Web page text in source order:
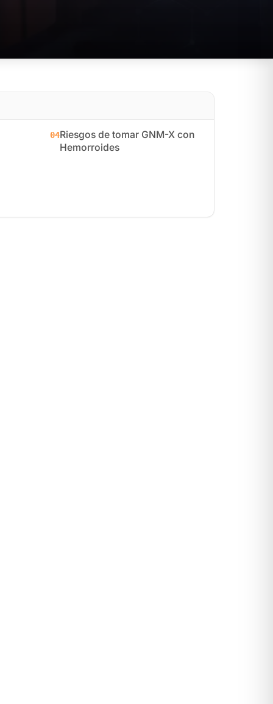
04Riesgos de tomar GNM-X con
Hemorroides